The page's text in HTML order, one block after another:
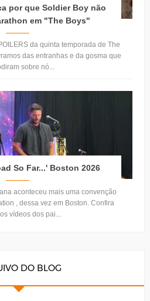
por que Soldier Boy não
em "The Boys"
da quinta temporada de The
das entranhas e da gosma que
sobre nó...
So Far...' Boston 2026
aconteceu mais uma convenção
, dessa vez em Boston. Confira
vídeos dos pai...
DO BLOG